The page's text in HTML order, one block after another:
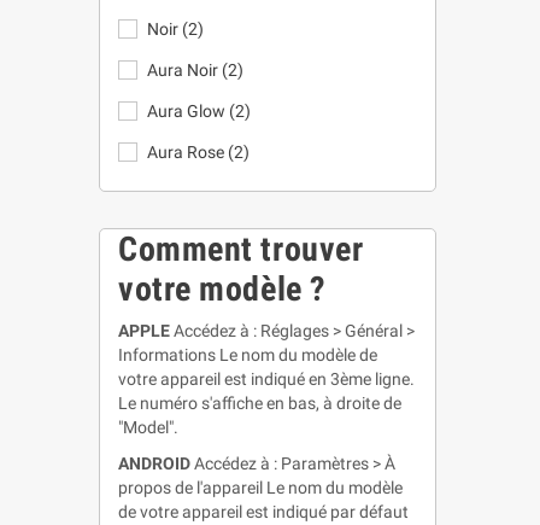
Noir (2)
Aura Noir (2)
Aura Glow (2)
Aura Rose (2)
Comment trouver
votre modèle ?
APPLEAccédez à : Réglages > Général >
Informations Le nom du modèle de
votre appareil est indiqué en 3ème ligne.
Le numéro s'affiche en bas, à droite de
"Model".
ANDROIDAccédez à : Paramètres > À
propos de l'appareil Le nom du modèle
de votre appareil est indiqué par défaut